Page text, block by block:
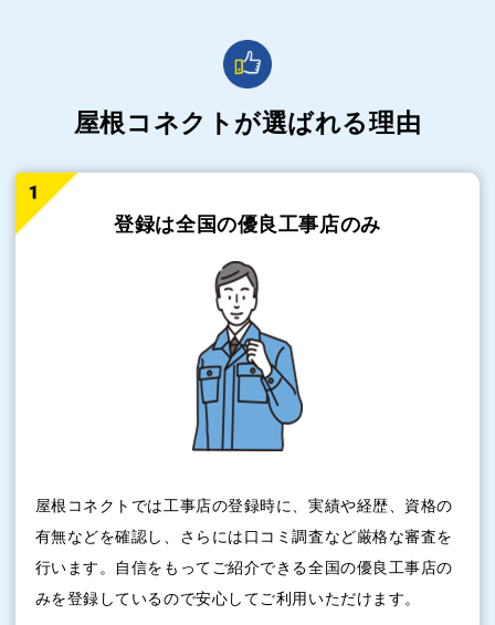
屋根コネクトが選ばれる理由
登録は全国の優良工事店のみ
屋根コネクトでは工事店の登録時に、実績や経歴、資格の
有無などを確認し、さらには口コミ調査など厳格な審査を
行います。自信をもってご紹介できる全国の優良工事店の
みを登録しているので安心してご利用いただけます。